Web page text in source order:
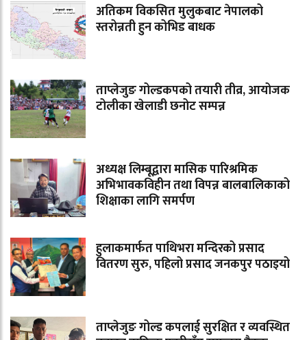
अतिकम विकसित मुलुकबाट नेपालको
स्तरोन्नती हुन कोभिड बाधक
ताप्लेजुङ गोल्डकपको तयारी तीव्र, आयोजक
टोलीका खेलाडी छनोट सम्पन्न
अध्यक्ष लिम्बूद्वारा मासिक पारिश्रमिक
अभिभावकविहीन तथा विपन्न बालबालिकाको
शिक्षाका लागि समर्पण
हुलाकमार्फत पाथिभरा मन्दिरको प्रसाद
वितरण सुरु, पहिलो प्रसाद जनकपुर पठाइयो
ताप्लेजुङ गोल्ड कपलाई सुरक्षित र व्यवस्थित